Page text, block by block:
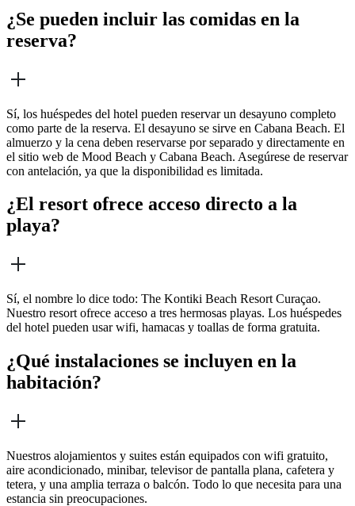
¿Se pueden incluir las comidas en la
reserva?
Sí, los huéspedes del hotel pueden reservar un desayuno completo
como parte de la reserva. El desayuno se sirve en Cabana Beach. El
almuerzo y la cena deben reservarse por separado y directamente en
el sitio web de Mood Beach y Cabana Beach. Asegúrese de reservar
con antelación, ya que la disponibilidad es limitada.
¿El resort ofrece acceso directo a la
playa?
Sí, el nombre lo dice todo: The Kontiki Beach Resort Curaçao.
Nuestro resort ofrece acceso a tres hermosas playas. Los huéspedes
del hotel pueden usar wifi, hamacas y toallas de forma gratuita.
¿Qué instalaciones se incluyen en la
habitación?
Nuestros alojamientos y suites están equipados con wifi gratuito,
aire acondicionado, minibar, televisor de pantalla plana, cafetera y
tetera, y una amplia terraza o balcón. Todo lo que necesita para una
estancia sin preocupaciones.